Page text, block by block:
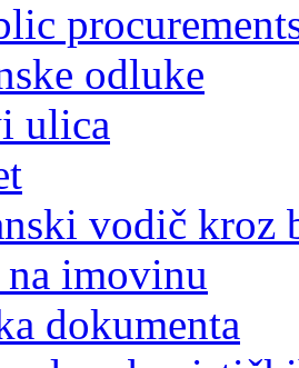
odluke
ulica
vodič kroz
na imovinu
dokumenta